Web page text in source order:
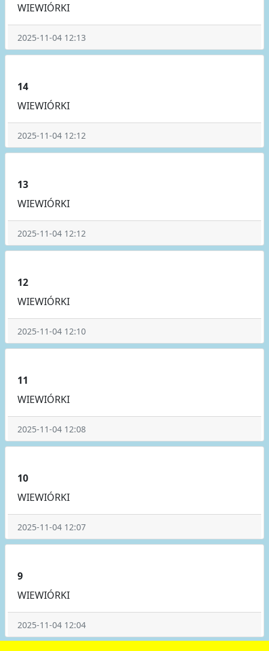
WIEWIÓRKI
2025-11-04 12:13
14
WIEWIÓRKI
2025-11-04 12:12
13
WIEWIÓRKI
2025-11-04 12:12
12
WIEWIÓRKI
2025-11-04 12:10
11
WIEWIÓRKI
2025-11-04 12:08
10
WIEWIÓRKI
2025-11-04 12:07
9
WIEWIÓRKI
2025-11-04 12:04